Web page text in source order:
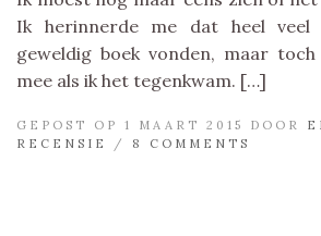
Ik herinnerde me dat heel veel
geweldig boek vonden, maar
mee als ik het tegenkwam. […]
GEPOST OP 1 MAART 2015 DOOR
RECENSIE
/ 8 COMMENTS